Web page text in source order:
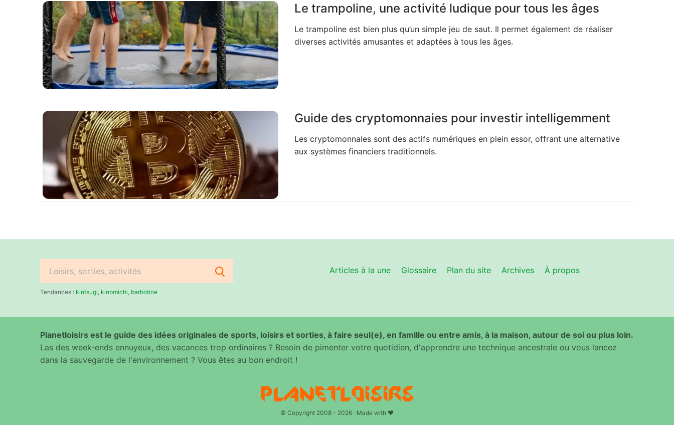
Le trampoline, une activité ludique pour tous les âges
Le trampoline est bien plus qu’un simple jeu de saut. Il permet également de réaliser
diverses activités amusantes et adaptées à tous les âges.
Guide des cryptomonnaies pour investir intelligemment
Les cryptomonnaies sont des actifs numériques en plein essor, offrant une alternative
aux systèmes financiers traditionnels.
Rechercher
:Tendances : kintsugi, kinomichi, barbotine
Articles à la une Glossaire Plan du site Archives À propos
Planetloisirs est le guide des idées originales de sports, loisirs et sorties, à faire seul(e), en famille ou entre amis, à la maison, autour de soi ou plus loin.
Las des week-ends ennuyeux, des vacances trop ordinaires ? Besoin de pimenter votre quotidien, d'apprendre une technique ancestrale ou vous lancez
dans la sauvegarde de l'environnement ? Vous êtes au bon endroit !
© Copyright 2008 - 2026 · Made with ♥